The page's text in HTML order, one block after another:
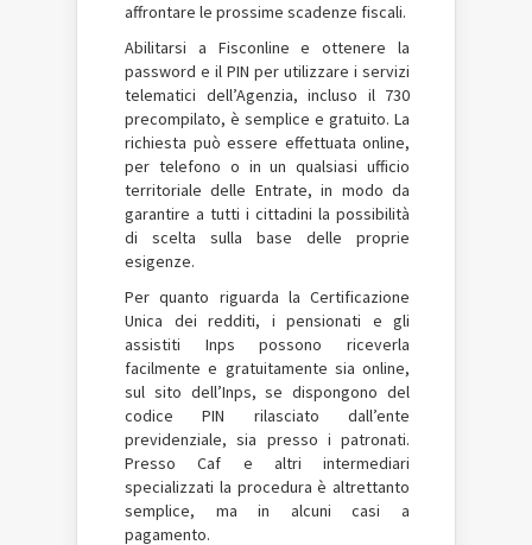
affrontare le prossime scadenze fiscali.
Abilitarsi a Fisconline e ottenere la
password e il PIN per utilizzare i servizi
telematici dell’Agenzia, incluso il 730
precompilato, è semplice e gratuito. La
richiesta può essere effettuata online,
per telefono o in un qualsiasi ufficio
territoriale delle Entrate, in modo da
garantire a tutti i cittadini la possibilità
di scelta sulla base delle proprie
esigenze.
Per quanto riguarda la Certificazione
Unica dei redditi, i pensionati e gli
assistiti Inps possono riceverla
facilmente e gratuitamente sia online,
sul sito dell’Inps, se dispongono del
codice PIN rilasciato dall’ente
previdenziale, sia presso i patronati.
Presso Caf e altri intermediari
specializzati la procedura è altrettanto
semplice, ma in alcuni casi a
pagamento.